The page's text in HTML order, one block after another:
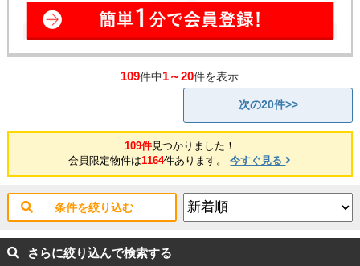
109件中1～20件を表示
次の20件>>
109件見つかりました！
会員限定物件は1164件あります。今すぐ見る
条件を絞り込む
さらに絞り込んで検索する